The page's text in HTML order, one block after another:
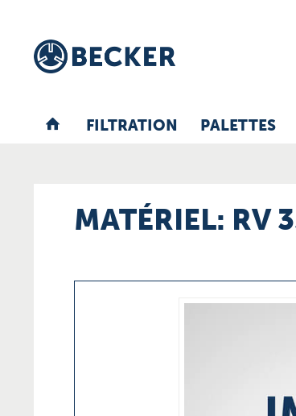
FILTRATION PALETTES
MATÉRIEL: RV